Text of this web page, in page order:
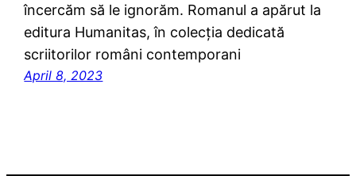
încercăm să le ignorăm. Romanul a apărut la
editura Humanitas, în colecția dedicată
scriitorilor români contemporani
April 8, 2023